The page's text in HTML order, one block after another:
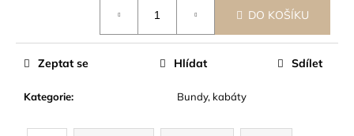
DO KOŠÍKU
Kategorie: Bundy, kabáty
Zeptat se Hlídat Sdílet